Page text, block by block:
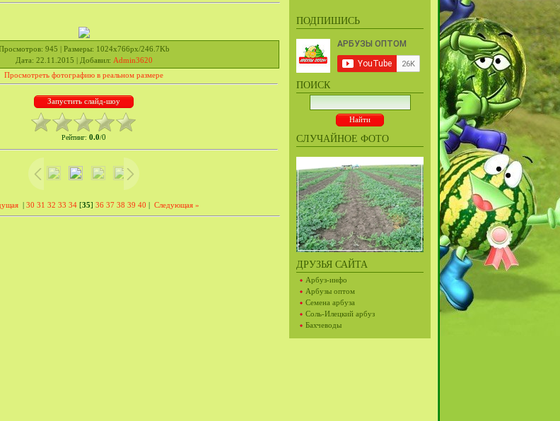
ПОДПИШИСЬ
ПОИСК
СЛУЧАЙНОЕ ФОТО
ДРУЗЬЯ САЙТА
Арбуз-инфо
Арбузы оптом
Семена арбуза
Соль-Илецкий арбуз
Бахчеводы
: 945 | Размеры: 1024x766px/246.7Kb
Дата: 22.11.2015 | Добавил: Admin3620
Просмотреть фотографию в реальном размере
Рейтинг: 0.0/0
| 30 31 32 33 34 [35] 36 37 38 39 40 | Следующая »